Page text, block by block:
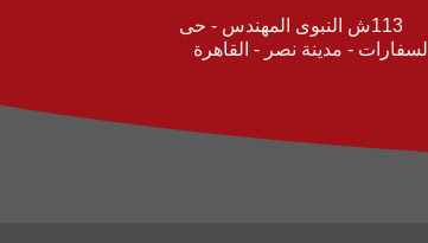
113ش النبوى المهندس - حى
السفارات - مدينة نصر - القاهرة